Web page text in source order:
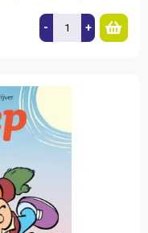
- +